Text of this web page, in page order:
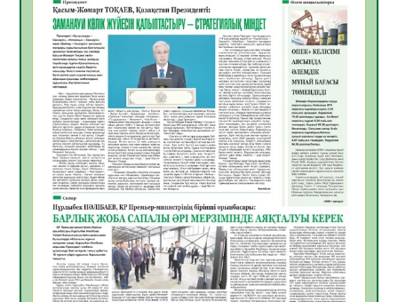
ӘРБІР ДАУЫС – ҚОҒАМ ДАМУЫНА
ҚОСЫЛҒАН ҮЛЕС
05.08.2026
26
ҚҰРЫЛТАЙ САЙЛАУЫ – БІРЛІК ПЕН
ЖАУАПКЕРШІЛІККЕ БАСТАЙТЫН ҚАДАМ
05.08.2026
24
Мектептен – Ұлттық ұлан сапына
04.08.2026
34
Үкіметтік емес ұйымдарға арналған
сыйлықақы конкурсына өтінім қабылдау
басталды
04.08.2026
38